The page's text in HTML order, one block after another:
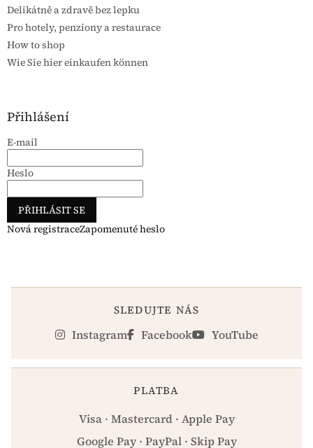
Delikátně a zdravě bez lepku
Pro hotely, penziony a restaurace
How to shop
Wie Sie hier einkaufen können
Přihlášení
E-mail
Heslo
PŘIHLÁSIT SE
Nová registraceZapomenuté heslo
SLEDUJTE NÁS
Instagram Facebook YouTube
PLATBA
Visa · Mastercard · Apple Pay
Google Pay · PayPal · Skip Pay